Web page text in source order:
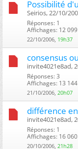
Possibilité
Seirios, 22/10/
Réponses: 1
Affichages: 12 099
22/10/2006, 19h37
consensus
invite4021e8ad,
Réponses: 3
Affichages: 13 144
21/10/2006, 20h07
différence
invite4021e8ad,
Réponses: 1
Affichages: 16 060
20/10/2006, 21h28